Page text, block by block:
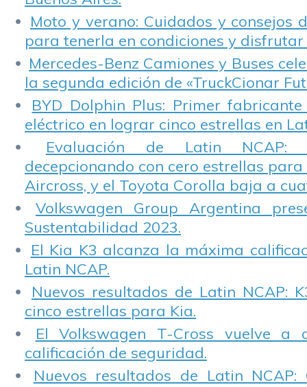
Moto y verano: Cuidados y consejos
para tenerla en condiciones y disfrutar
Mercedes-Benz Camiones y Buses
la segunda edición de «TruckCionar
BYD Dolphin Plus: Primer
eléctrico en lograr cinco estrellas en
Evaluación de Latin NCAP:
decepcionando con cero estrellas para
Aircross, y el Toyota Corolla baja a
Volkswagen Group Argentina
Sustentabilidad 2023.
El Kia K3 alcanza la máxima
Latin NCAP.
Nuevos resultados de Latin NCAP:
cinco estrellas para Kia.
El Volkswagen T-Cross vuelve a
calificación de seguridad.
Nuevos resultados de Latin NCAP: